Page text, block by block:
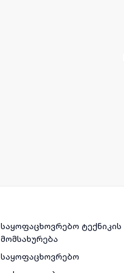
საყოფაცხოვრებო ტექნიკის
მომსახურება
საყოფაცხოვრებო